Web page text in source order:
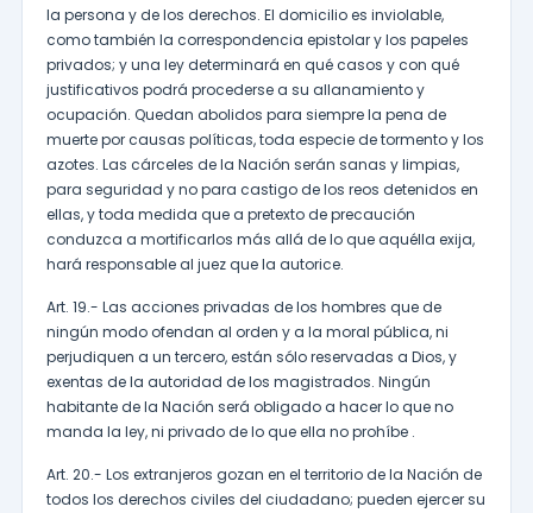
la persona y de los derechos. El domicilio es inviolable,
como también la correspondencia epistolar y los papeles
privados; y una ley determinará en qué casos y con qué
justificativos podrá procederse a su allanamiento y
ocupación. Quedan abolidos para siempre la pena de
muerte por causas políticas, toda especie de tormento y los
azotes. Las cárceles de la Nación serán sanas y limpias,
para seguridad y no para castigo de los reos detenidos en
ellas, y toda medida que a pretexto de precaución
conduzca a mortificarlos más allá de lo que aquélla exija,
hará responsable al juez que la autorice.
Art. 19.- Las acciones privadas de los hombres que de
ningún modo ofendan al orden y a la moral pública, ni
perjudiquen a un tercero, están sólo reservadas a Dios, y
exentas de la autoridad de los magistrados. Ningún
habitante de la Nación será obligado a hacer lo que no
manda la ley, ni privado de lo que ella no prohíbe .
Art. 20.- Los extranjeros gozan en el territorio de la Nación de
todos los derechos civiles del ciudadano; pueden ejercer su